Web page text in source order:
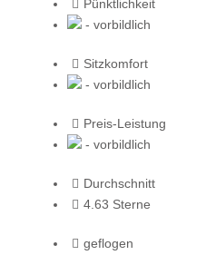
Pünktlichkeit
- vorbildlich
Sitzkomfort
- vorbildlich
Preis-Leistung
- vorbildlich
Durchschnitt
4.63 Sterne
geflogen